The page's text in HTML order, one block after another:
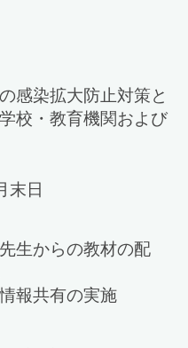
感染拡大防止対策と
校・教育機関および
末日
生からの教材の配
報共有の実施